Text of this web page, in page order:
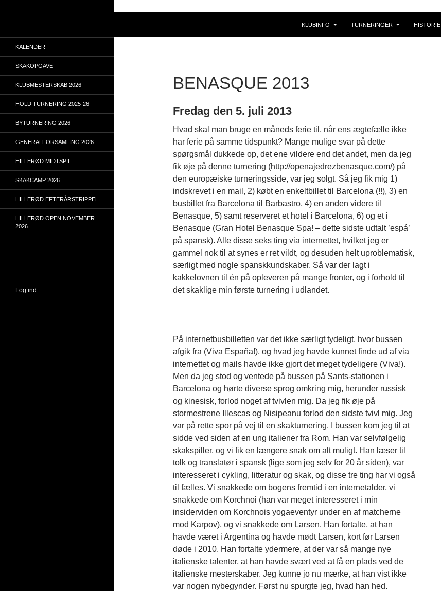
KLUBINFO TURNERINGER HISTORIE
BENASQUE 2013
Fredag den 5. juli 2013
Hvad skal man bruge en måneds ferie til, når ens ægtefælle ikke
har ferie på samme tidspunkt? Mange mulige svar på dette
spørgsmål dukkede op, det ene vildere end det andet, men da jeg
fik øje på denne turnering (http://openajedrezbenasque.com/) på
den europæiske turneringsside, var jeg solgt. Så jeg fik mig 1)
indskrevet i en mail, 2) købt en enkeltbillet til Barcelona (!!), 3) en
busbillet fra Barcelona til Barbastro, 4) en anden videre til
Benasque, 5) samt reserveret et hotel i Barcelona, 6) og et i
Benasque (Gran Hotel Benasque Spa! – dette sidste udtalt ’espá’
på spansk). Alle disse seks ting via internettet, hvilket jeg er
gammel nok til at synes er ret vildt, og desuden helt uproblematisk,
særligt med nogle spanskkundskaber. Så var der lagt i
kakkelovnen til én på opleveren på mange fronter, og i forhold til
det skaklige min første turnering i udlandet.
På internetbusbilletten var det ikke særligt tydeligt, hvor bussen
afgik fra (Viva España!), og hvad jeg havde kunnet finde ud af via
internettet og mails havde ikke gjort det meget tydeligere (Viva!).
Men da jeg stod og ventede på bussen på Sants-stationen i
Barcelona og hørte diverse sprog omkring mig, herunder russisk
og kinesisk, forlod noget af tvivlen mig. Da jeg fik øje på
stormestrene Illescas og Nisipeanu forlod den sidste tvivl mig. Jeg
var på rette spor på vej til en skakturnering. I bussen kom jeg til at
sidde ved siden af en ung italiener fra Rom. Han var selvfølgelig
skakspiller, og vi fik en længere snak om alt muligt. Han læser til
tolk og translatør i spansk (lige som jeg selv for 20 år siden), var
interesseret i cykling, litteratur og skak, og disse tre ting har vi også
til fælles. Vi snakkede om bogens fremtid i en internetalder, vi
snakkede om Korchnoi (han var meget interesseret i min
insiderviden om Korchnois yogaeventyr under en af matcherne
mod Karpov), og vi snakkede om Larsen. Han fortalte, at han
havde været i Argentina og havde mødt Larsen, kort før Larsen
døde i 2010. Han fortalte ydermere, at der var så mange nye
italienske talenter, at han havde svært ved at få en plads ved de
italienske mesterskaber. Jeg kunne jo nu mærke, at han vist ikke
var nogen nybegynder. Først nu spurgte jeg, hvad han hed.
KALENDER
SKAKOPGAVE
KLUBMESTERSKAB 2026
HOLD TURNERING 2025-26
BYTURNERING 2026
GENERALFORSAMLING 2026
HILLERØD MIDTSPIL
SKAKCAMP 2026
HILLERØD EFTERÅRSTRIPPEL
HILLERØD OPEN NOVEMBER
2026
Log ind